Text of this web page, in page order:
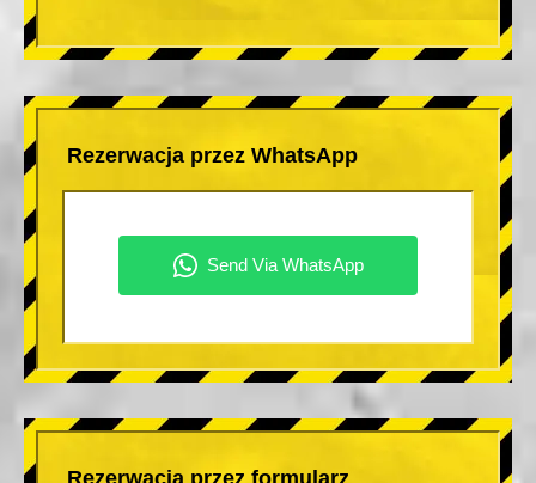
Rezerwacja przez WhatsApp
Rezerwacja przez formularz